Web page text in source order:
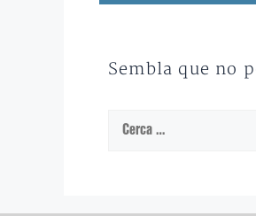
Sembla que no
Cerca: